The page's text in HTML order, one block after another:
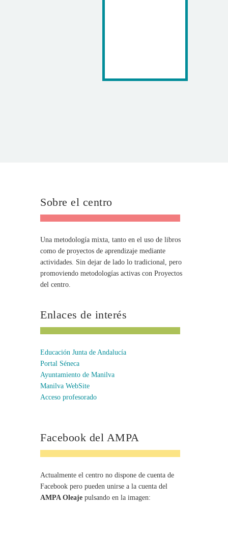
Sobre el centro
Una metodología mixta, tanto en el uso de libros
como de proyectos de aprendizaje mediante
actividades. Sin dejar de lado lo tradicional, pero
promoviendo metodologías activas con Proyectos
del centro.
Enlaces de interés
Educación Junta de Andalucía
Portal Séneca
Ayuntamiento de Manilva
Manilva WebSite
Acceso profesorado
Facebook del AMPA
Actualmente el centro no dispone de cuenta de
Facebook pero pueden unirse a la cuenta del
AMPA Oleaje pulsando en la imagen: